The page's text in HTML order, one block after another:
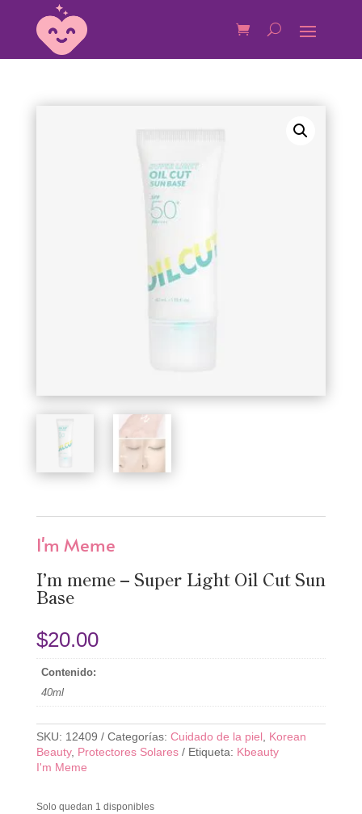
I'm Meme
I’m meme – Super Light Oil Cut Sun
Base
$20.00
Contenido:
40ml
SKU: 12409 Categorías: Cuidado de la piel, Korean
Beauty, Protectores Solares Etiqueta: Kbeauty
I'm Meme
Solo quedan 1 disponibles